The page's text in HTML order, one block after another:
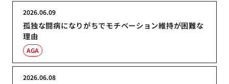
孤独な闘病になりがちでモチベーション維持が困難な
理由
2026.06.09
AGA
2026.06.08